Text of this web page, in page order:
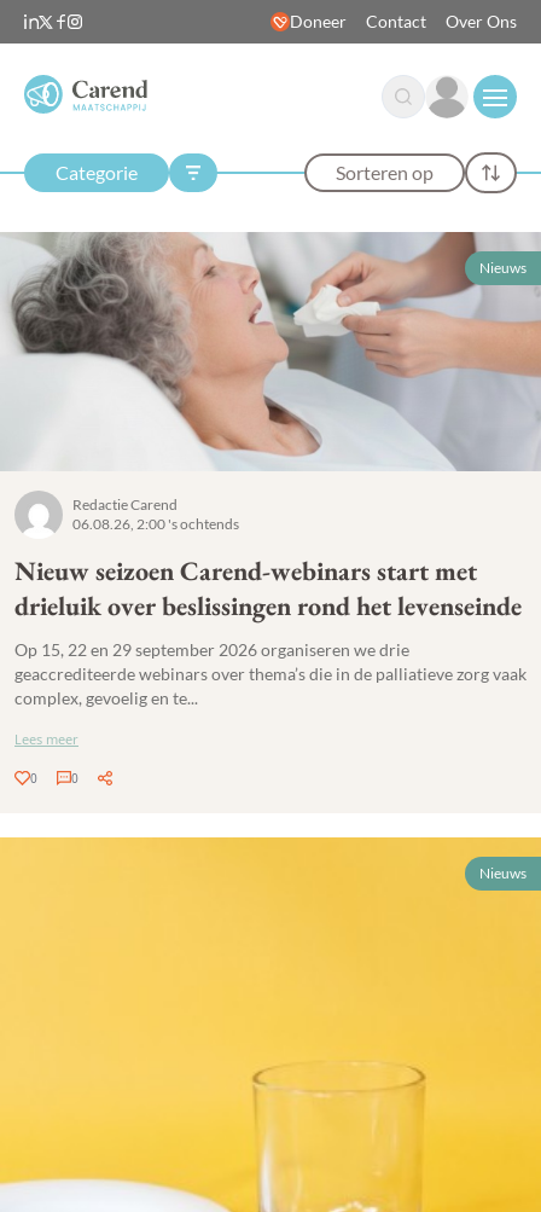
Doneer Contact Over Ons
Categorie Sorteren op
Nieuws
Redactie Carend
06.08.26, 2:00 's ochtends
Nieuw seizoen Carend-webinars start met
drieluik over beslissingen rond het levenseinde
Op 15, 22 en 29 september 2026 organiseren we drie
geaccrediteerde webinars over thema’s die in de palliatieve zorg vaak
complex, gevoelig en te...
Lees meer
0 0
Nieuws